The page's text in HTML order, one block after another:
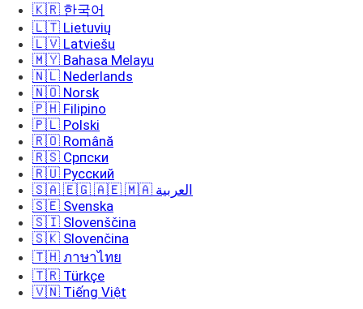
🇰🇷 한국어
🇱🇹 Lietuvių
🇱🇻 Latviešu
🇲🇾 Bahasa Melayu
🇳🇱 Nederlands
🇳🇴 Norsk
🇵🇭 Filipino
🇵🇱 Polski
🇷🇴 Română
🇷🇸 Српски
🇷🇺 Русский
🇸🇦 🇪🇬 🇦🇪 🇲🇦 العربية
🇸🇪 Svenska
🇸🇮 Slovenščina
🇸🇰 Slovenčina
🇹🇭 ภาษาไทย
🇹🇷 Türkçe
🇻🇳 Tiếng Việt